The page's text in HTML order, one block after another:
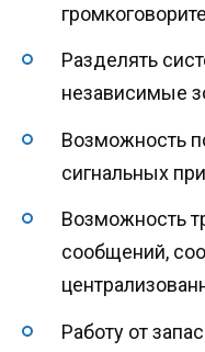
Разделять
независимые
Возможность
сигнальных
Возможность
сообщений,
Работу от